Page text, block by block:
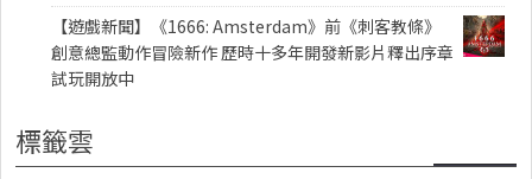
【遊戲新聞】《1666: Amsterdam》前《刺客教條》
創意總監動作冒險新作 歷時十多年開發新影片釋出序章
試玩開放中
標籤雲